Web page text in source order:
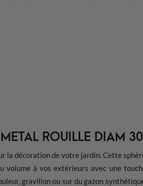
ROUILLE DIAM 30
la décoration de votre jardin. Cette
volume à vos extérieurs avec une
gravillon ou sur du gazon